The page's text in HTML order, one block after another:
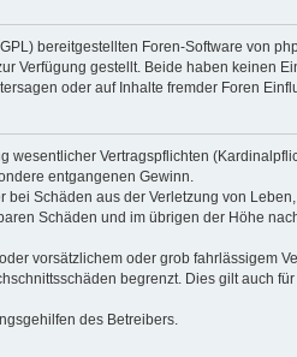
bereitgestellten Foren-Software von
gestellt. Beide haben keinen
oder auf Inhalte fremder Foren
Vertragspflichten
entgangenen Gewinn.
Schäden aus der Verletzung von
Schäden und im übrigen der Höhe
vorsätzlichem oder grob fahrlässigem
begrenzt. Dies gilt auch
des Betreibers.